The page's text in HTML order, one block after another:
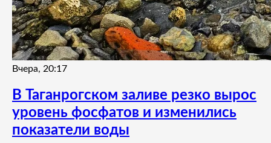
Вчера, 20:17
В Таганрогском заливе резко вырос
уровень фосфатов и изменились
показатели воды